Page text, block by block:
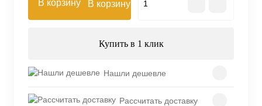
В корзину
Купить в 1 клик
Нашли дешевле
Рассчитать доставку